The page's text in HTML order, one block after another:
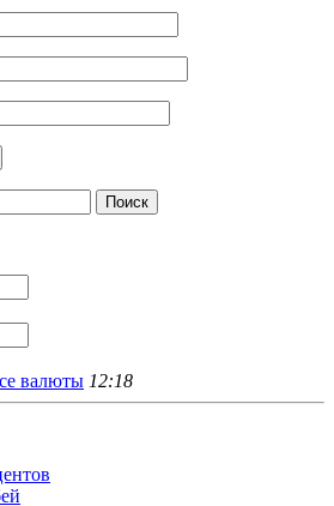
валютыБольше
криптовалют
12:18